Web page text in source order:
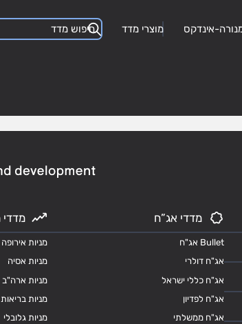
אינדקס מוצרי מדד
מדדי אג”ח
Bullet אג"ח
אג"ח דולרי
אג"ח כללי ישראל
אג"ח לפדיון
אג"ח ממשלתי
מדדי
מניות אירופה
מניות אסיה
מניות ארה"ב
מניות בריאות
מניות גלובלי